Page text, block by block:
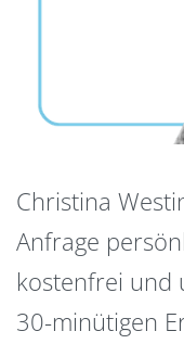
Christina
Anfrage
kostenfrei und
30-minütigen